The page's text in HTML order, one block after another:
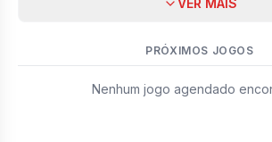
VER MAIS
PRÓXIMOS JOGOS
Nenhum jogo agendado